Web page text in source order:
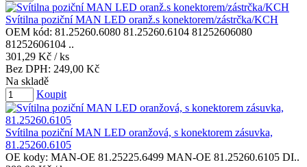
Svítilna poziční MAN LED oranž.s konektorem/zástrčka/KCH
OEM kód: 81.25260.6080 81.25260.6104 81252606080
81252606104 ..
301,29 Kč / ks
Bez DPH: 249,00 Kč
Na skladě
Koupit
Svítilna poziční MAN LED oranžová, s konektorem zásuvka,
81.25260.6105
OE kody: MAN-OE 81.25225.6499 MAN-OE 81.25260.6105 DI..